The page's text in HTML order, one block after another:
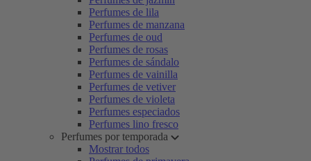
Perfumes de lila
Perfumes de manzana
Perfumes de oud
Perfumes de rosas
Perfumes de sándalo
Perfumes de vainilla
Perfumes de vetiver
Perfumes de violeta
Perfumes especiados
Perfumes lino fresco
Perfumes por temporada
Mostrar todos